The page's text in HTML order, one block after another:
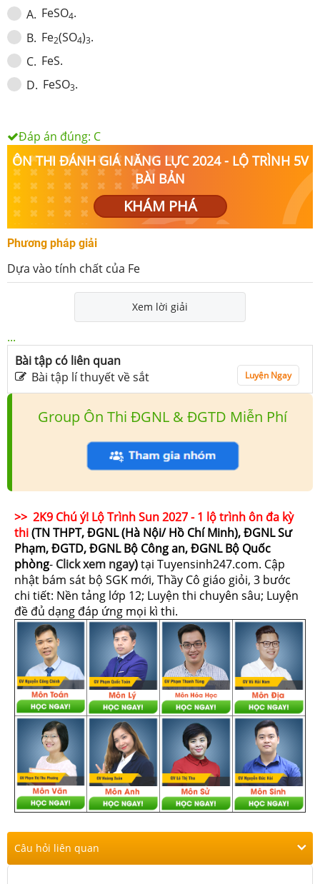
A. FeSO4.
B. Fe2(SO4)3.
C. FeS.
D. FeSO3.
Đáp án đúng: C
ÔN THI ĐÁNH GIÁ NĂNG LỰC 2024 - LỘ TRÌNH 5V
BÀI BẢN
KHÁM PHÁ
Phương pháp giải
Dựa vào tính chất của Fe
Xem lời giải
...
Bài tập có liên quan
Bài tập lí thuyết về sắt
Luyện Ngay
Group Ôn Thi ĐGNL & ĐGTD Miễn Phí
>> 2K9 Chú ý! Lộ Trình Sun 2027 - 1 lộ trình ôn đa kỳ
thi(TN THPT, ĐGNL (Hà Nội/ Hồ Chí Minh), ĐGNL Sư
Phạm, ĐGTD, ĐGNL Bộ Công an, ĐGNL Bộ Quốc
phòng- Click xem ngay)tại Tuyensinh247.com. Cập
nhật bám sát bộ SGK mới, Thầy Cô giáo giỏi, 3 bước
chi tiết: Nền tảng lớp 12; Luyện thi chuyên sâu; Luyện
đề đủ dạng đáp ứng mọi kì thi.
Câu hỏi liên quan